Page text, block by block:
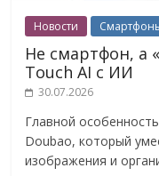
Новости
Не смартфон, а
Touch AI с ИИ
30.07.2026
Главной
Doubao, который
изображения и